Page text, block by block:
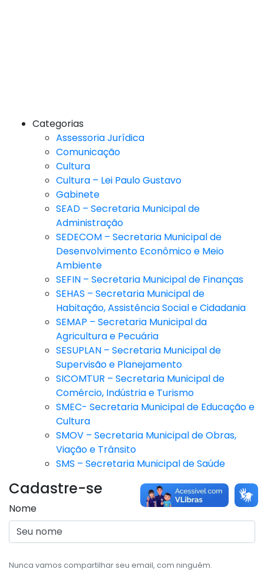
Categorias
Assessoria Jurídica
Comunicação
Cultura
Cultura – Lei Paulo Gustavo
Gabinete
SEAD – Secretaria Municipal de
Administração
SEDECOM – Secretaria Municipal de
Desenvolvimento Econômico e Meio
Ambiente
SEFIN – Secretaria Municipal de Finanças
SEHAS – Secretaria Municipal de
Habitação, Assistência Social e Cidadania
SEMAP – Secretaria Municipal da
Agricultura e Pecuária
SESUPLAN – Secretaria Municipal de
Supervisão e Planejamento
SICOMTUR – Secretaria Municipal de
Comércio, Indústria e Turismo
SMEC- Secretaria Municipal de Educação e
Cultura
SMOV – Secretaria Municipal de Obras,
Viação e Trânsito
SMS – Secretaria Municipal de Saúde
Cadastre-se
Nome
Nunca vamos compartilhar seu email, com ninguém.